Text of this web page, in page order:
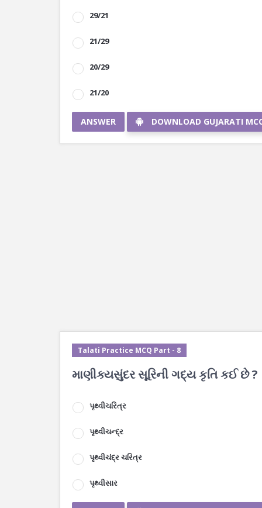
29/21
21/29
20/29
21/20
ANSWER DOWNLOAD GUJARATI
Talati Practice MCQ Part - 8
માણીક્યસુંદર સૂરિની ગદ્ય કૃતિ કઈ છે ?
પૃથ્વીચરિત્ર
પૃથ્વીચન્દ્ર
પૃથ્વીચંદ્ર ચરિત્ર
પૃથ્વીસાર